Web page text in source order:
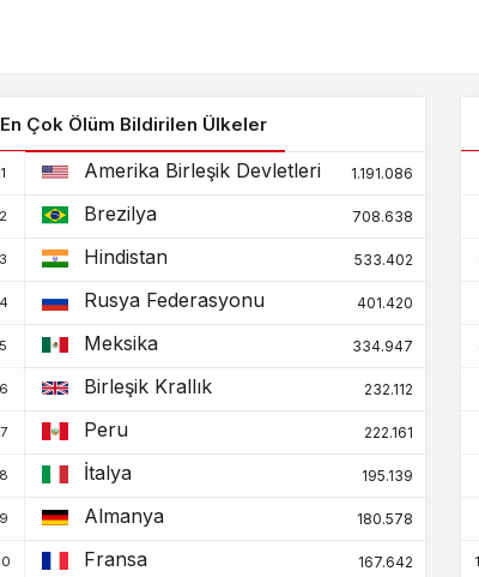
En Çok Ölüm Bildirilen Ülkeler
Amerika Birleşik Devletleri 1.191.086
Brezilya 708.638
Hindistan 533.402
Rusya Federasyonu 401.420
Meksika 334.947
Birleşik Krallık 232.112
Peru 222.161
İtalya 195.139
Almanya 180.578
Fransa 167.642